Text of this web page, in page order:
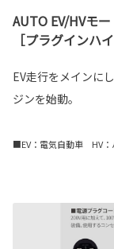
AUTO EV/HVモ
［プラグインハ
EV走行をメインに
ジンを始動。
■EV：電気自動車 HV：